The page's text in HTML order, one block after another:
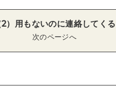
2）用もないのに連絡してくる
次のページへ